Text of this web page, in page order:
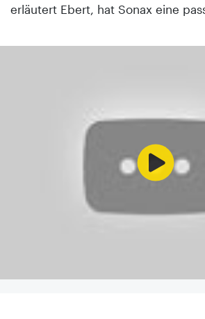
erläutert Ebert, hat Sonax eine